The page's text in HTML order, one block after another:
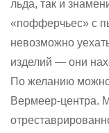
льда, так и
«пофферчьес» с
невозможно
изделий — они
По желанию можно
Вермеер-центра.